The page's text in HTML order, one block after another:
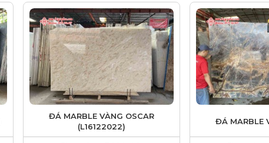
ĐÁ MARBLE VÀNG OSCAR
(L16122022)
ĐÁ MARBLE